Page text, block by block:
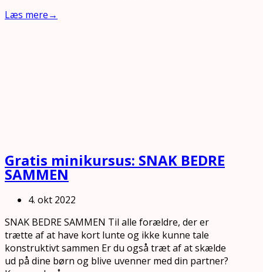
Læs mere→
Gratis minikursus: SNAK BEDRE
SAMMEN
4. okt 2022
SNAK BEDRE SAMMEN Til alle forældre, der er
trætte af at have kort lunte og ikke kunne tale
konstruktivt sammen Er du også træt af at skælde
ud på dine børn og blive uvenner med din partner?